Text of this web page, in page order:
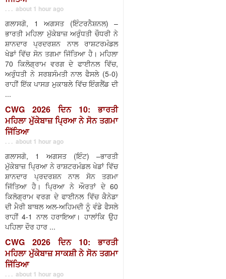
. . . about 1 hour ago
ਗਲਾਸਗੋ, 1 ਅਗਸਤ (ਇੰਟਰਨੈਸ਼ਨਲ) –
ਭਾਰਤੀ ਮਹਿਲਾ ਮੁੱਕੇਬਾਜ਼ ਅਰੁੰਧਤੀ ਚੌਧਰੀ ਨੇ
ਸ਼ਾਨਦਾਰ ਪ੍ਰਦਰਸ਼ਨ ਨਾਲ ਰਾਸ਼ਟਰਮੰਡਲ
ਖੇਡਾਂ ਵਿੱਚ ਸੋਨ ਤਗਮਾ ਜਿੱਤਿਆ ਹੈ। ਮਹਿਲਾ
70 ਕਿਲੋਗ੍ਰਾਮ ਵਰਗ ਦੇ ਫਾਈਨਲ ਵਿੱਚ,
ਅਰੁੰਧਤੀ ਨੇ ਸਰਬਸੰਮਤੀ ਨਾਲ ਫੈਸਲੇ (5-0)
ਰਾਹੀਂ ਇੱਕ ਪਾਸੜ ਮੁਕਾਬਲੇ ਵਿੱਚ ਇੰਗਲੈਂਡ ਦੀ
...
CWG 2026 ਦਿਨ 10: ਭਾਰਤੀ
ਮਹਿਲਾ ਮੁੱਕੇਬਾਜ਼ ਪ੍ਰਿਆ ਨੇ ਸੋਨ ਤਗਮਾ
ਜਿੱਤਿਆ
. . . about 1 hour ago
ਗਲਾਸਗੋ, 1 ਅਗਸਤ (ਇੰਟ) –ਭਾਰਤੀ
ਮੁੱਕੇਬਾਜ਼ ਪ੍ਰਿਆ ਨੇ ਰਾਸ਼ਟਰਮੰਡਲ ਖੇਡਾਂ ਵਿੱਚ
ਸ਼ਾਨਦਾਰ ਪ੍ਰਦਰਸ਼ਨ ਨਾਲ ਸੋਨ ਤਗਮਾ
ਜਿੱਤਿਆ ਹੈ। ਪ੍ਰਿਆ ਨੇ ਔਰਤਾਂ ਦੇ 60
ਕਿਲੋਗ੍ਰਾਮ ਵਰਗ ਦੇ ਫਾਈਨਲ ਵਿੱਚ ਕੈਨੇਡਾ
ਦੀ ਮੈਰੀ ਬਾਥਲ ਅਲ-ਅਹਿਮਦੀ ਨੂੰ ਵੰਡੇ ਫੈਸਲੇ
ਰਾਹੀਂ 4-1 ਨਾਲ ਹਰਾਇਆ। ਹਾਲਾਂਕਿ ਉਹ
ਪਹਿਲਾ ਦੌਰ ਹਾਰ ...
CWG 2026 ਦਿਨ 10: ਭਾਰਤੀ
ਮਹਿਲਾ ਮੁੱਕੇਬਾਜ਼ ਸਾਕਸ਼ੀ ਨੇ ਸੋਨ ਤਗਮਾ
ਜਿੱਤਿਆ
. . . about 1 hour ago